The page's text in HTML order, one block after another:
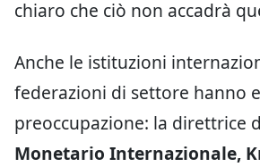
chiaro che ciò non accadrà
Anche le istituzioni
federazioni di settore hanno
preoccupazione: la direttrice
Monetario Internazionale,